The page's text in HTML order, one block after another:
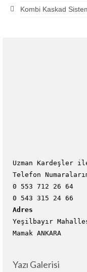
Kombi Kaskad
Uzman Kardeşler
Telefon
0 553 712 26 64
0 543 315 24 66
Adres
Yeşilbayır
Mamak ANKARA
Yazı Galerisi